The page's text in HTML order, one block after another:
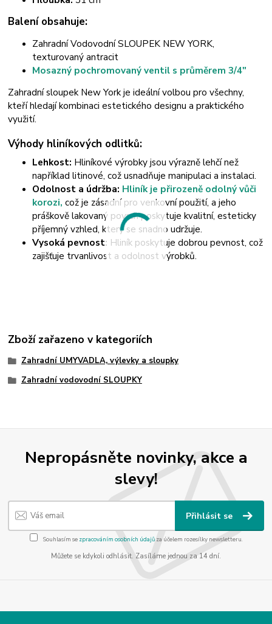
Balení obsahuje:
Zahradní Vodovodní SLOUPEK NEW YORK,
texturovaný antracit
Mosazný pochromovaný ventil s průměrem 3/4"
Zahradní sloupek New York je ideální volbou pro všechny,
kteří hledají kombinaci estetického designu a praktického
využití.
Výhody hliníkových odlitků:
Lehkost: Hliníkové výrobky jsou výrazně lehčí než
například litinové, což usnadňuje manipulaci a instalaci.
Odolnost a údržba: Hliník je přirozeně odolný vůči
korozi,což je zásadní pro venkovní použití, a jeho
práškově lakovaný povrch poskytuje kvalitní, esteticky
příjemný vzhled, který se snadno udržuje.
Vysoká pevnost: Hliník poskytuje dobrou pevnost, což
zajišťuje trvanlivost a odolnost výrobků.
Zboží zařazeno v kategoriích
Zahradní UMYVADLA, výlevky a sloupky
Zahradní vodovodní SLOUPKY
Nepropásněte novinky, akce a
slevy!
Přihlásit se
Souhlasím se zpracováním osobních údajůza účelem rozesílky newsletteru.
Můžete se kdykoli odhlásit. Zasíláme jednou za 14 dní.